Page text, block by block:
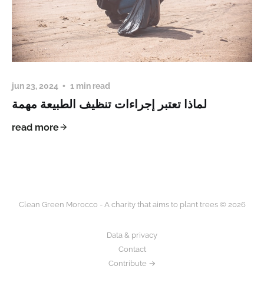
jun 23, 2024 1 min read
لماذا تعتبر إجراءات تنظيف الطبيعة مهمة
read more
Clean Green Morocco - A charity that aims to plant trees © 2026
Data & privacy
Contact
Contribute →